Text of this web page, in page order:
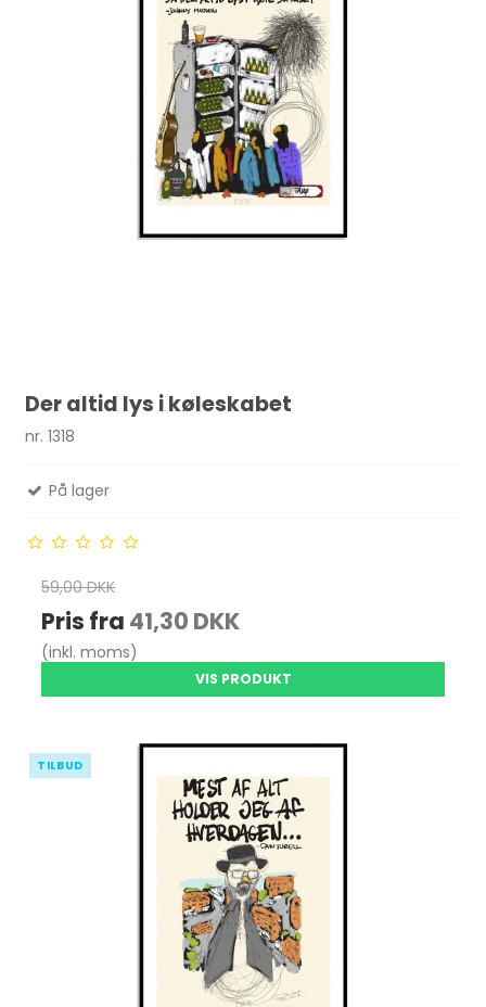
Der altid lys i køleskabet
nr. 1318
På lager
59,00 DKK
Pris fra 41,30 DKK
(inkl. moms)
VIS PRODUKT
TILBUD